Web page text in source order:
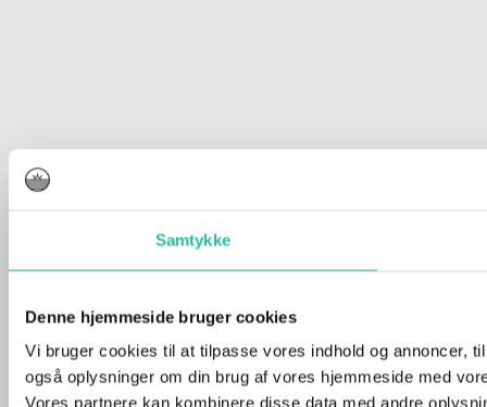
Samtykke
Denne hjemmeside bruger cookies
Vi bruger cookies til at tilpasse vores indhold og annoncer,
også oplysninger om din brug af vores hjemmeside med
Vores partnere kan kombinere disse data med andre